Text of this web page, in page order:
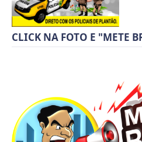
CLICK NA FOTO E "METE